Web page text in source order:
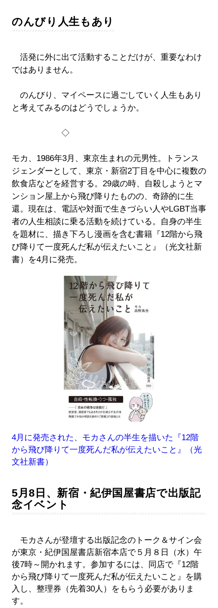
のんびり人生もあり
活発に外に出て活動することだけが、重要なわけ
ではありません。
のんびり、マイペースに過ごしていく人生もあり
と考えてみるのはどうでしょうか。
◇
モカ、1986年3月、東京生まれの元男性。トランス
ジェンダーとして、東京・新宿2丁目を中心に複数の
飲食店などを経営する。29歳の時、自殺しようとマ
ンション屋上から飛び降りたものの、奇跡的に生
還。現在は、電話や対面で生きづらい人やLGBT当事
者の人生相談に乗る活動を続けている。自身の半生
を題材に、描き下ろし漫画を含む書籍『12階から飛
び降りて一度死んだ私が伝えたいこと』（光文社新
書）を4月に発売。
4月に発売された、モカさんの半生を描いた『12階
から飛び降りて一度死んだ私が伝えたいこと』（光
文社新書）
5月8日、新宿・紀伊国屋書店で出版記
念イベント
モカさんが登壇する出版記念のトーク＆サイン会
が東京・紀伊国屋書店新宿本店で５月８日（水）午
後7時～開かれます。参加するには、同店で『12階
から飛び降りて一度死んだ私が伝えたいこと』を購
入し、整理券（先着30人）をもらう必要がありま
す。